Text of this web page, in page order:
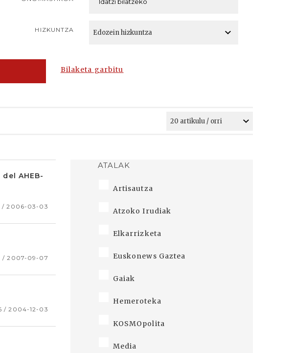
HIZKUNTZA
Bilaketa garbitu
AHEB-
/ 2006-03-03
/ 2007-09-07
/ 2004-12-03
ATALAK
Artisautza
Atzoko Irudiak
Elkarrizketa
Euskonews Gaztea
Gaiak
Hemeroteka
KOSMOpolita
Media